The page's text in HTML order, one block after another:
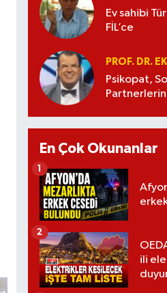
Ev sahibi
FİL’ce
PROF. DR.
Psikopat,
Partnerlerin
En Çok Okunanlar
1
ili
2